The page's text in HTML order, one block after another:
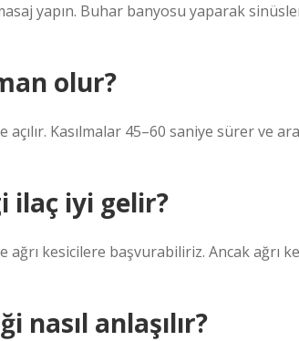
yapın. Buhar banyosu yaparak
olur?
Kasılmalar 45–60 saniye sürer ve
ilaç iyi gelir?
ağrı kesicilere başvurabiliriz. Ancak ağrı
nasıl anlaşılır?